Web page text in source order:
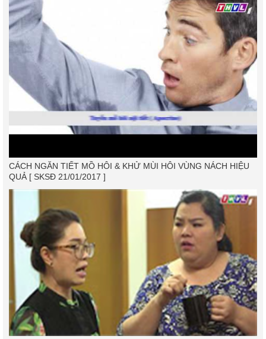
CÁCH NGĂN TIẾT MỒ HÔI & KHỬ MÙI HÔI VÙNG NÁCH HIỆU
QUẢ [ SKSĐ 21/01/2017 ]